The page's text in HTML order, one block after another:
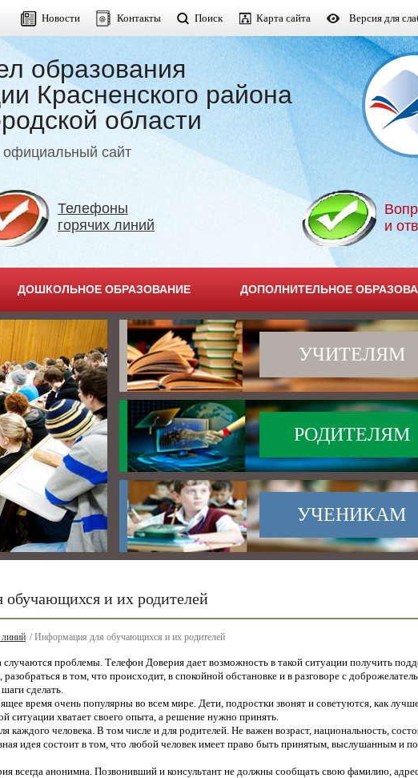
Новости Контакты Поиск Карта сайта Версия для
образования
Красненского района
области
официальный сайт
Телефоны
горячих линий
и
ДОШКОЛЬНОЕ ОБРАЗОВАНИЕ ДОПОЛНИТЕЛЬНОЕ
УЧИТЕЛЯМ
РОДИТЕЛЯМ
УЧЕНИКАМ
и их родителей
/ Информация для обучающихся и их родителей
случаются проблемы. Телефон Доверия дает возможность в такой ситуации получить
в том, что происходит, в спокойной обстановке и в разговоре с
сделать.
время очень популярны во всем мире. Дети, подростки звонят и советуются, как
ситуации хватает своего опыта, а решение нужно принять.
каждого человека. В том числе и для родителей. Не важен возраст, национальность,
идея состоит в том, что любой человек имеет право быть принятым, выслушанным и
всегда анонимна. Позвонивший и консультант не должны сообщать свою фамилию,